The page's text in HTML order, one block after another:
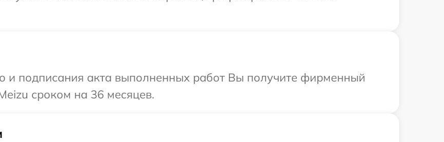
и подписания акта выполненных работ Вы получите фирменный
сроком на 36 месяцев.